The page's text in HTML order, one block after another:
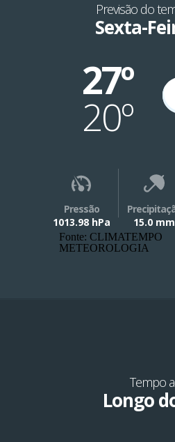
Previsão do
Sexta-
27º
20º
Pressão
1013.98 hPa
15.0 mm
Fonte: CLIMATEMPO
METEOROLOGIA
Tempo
Longo